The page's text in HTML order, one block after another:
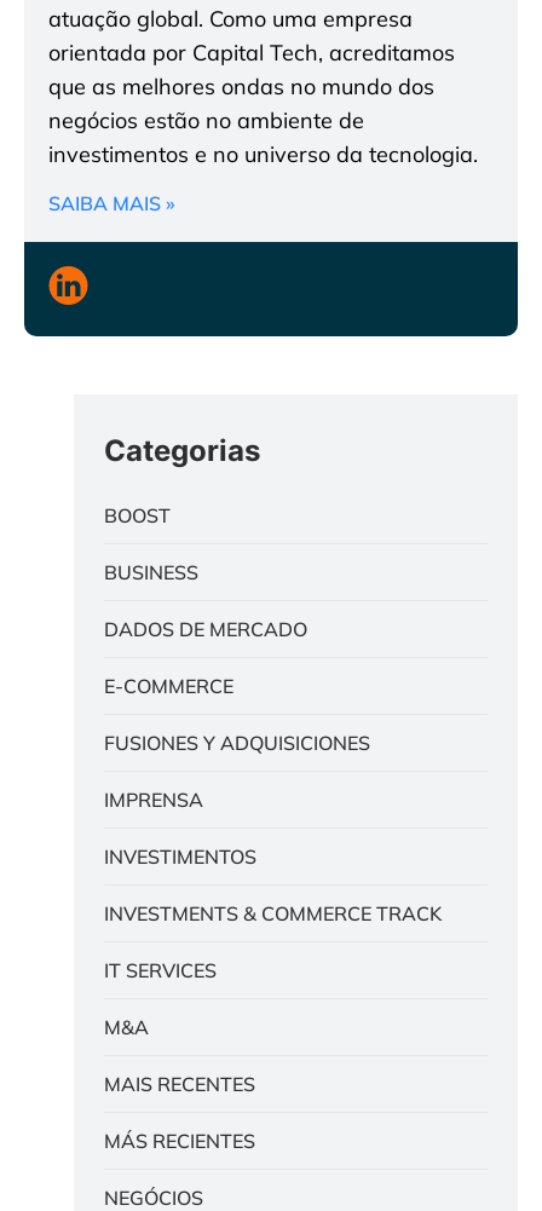
atuação global. Como uma empresa
orientada por Capital Tech, acreditamos
que as melhores ondas no mundo dos
negócios estão no ambiente de
investimentos e no universo da tecnologia.
SAIBA MAIS »
Categorias
BOOST
BUSINESS
DADOS DE MERCADO
E-COMMERCE
FUSIONES Y ADQUISICIONES
IMPRENSA
INVESTIMENTOS
INVESTMENTS & COMMERCE TRACK
IT SERVICES
M&A
MAIS RECENTES
MÁS RECIENTES
NEGÓCIOS